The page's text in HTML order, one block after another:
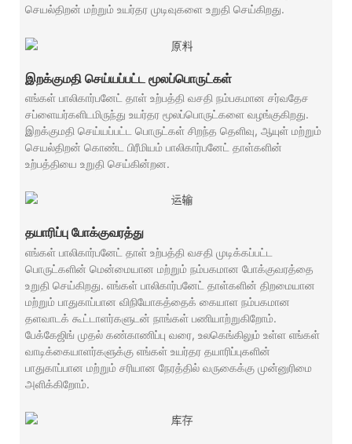
செயல்திறன் மற்றும் உயர்தர முடிவுகளை உறுதி செய்கிறது.
இறக்குமதி செய்யப்பட்ட மூலப்பொருட்கள்
எங்கள் பாலிகார்பனேட் தாள் உற்பத்தி வசதி நம்பகமான சர்வதேச
சப்ளையர்களிடமிருந்து உயர்தர மூலப்பொருட்களை வழங்குகிறது.
இறக்குமதி செய்யப்பட்ட பொருட்கள் சிறந்த தெளிவு, ஆயுள் மற்றும்
செயல்திறன் கொண்ட பிரீமியம் பாலிகார்பனேட் தாள்களின்
உற்பத்தியை உறுதி செய்கின்றன.
தயாரிப்பு போக்குவரத்து
எங்கள் பாலிகார்பனேட் தாள் உற்பத்தி வசதி முடிக்கப்பட்ட
பொருட்களின் மென்மையான மற்றும் நம்பகமான போக்குவரத்தை
உறுதி செய்கிறது. எங்கள் பாலிகார்பனேட் தாள்களின் திறமையான
மற்றும் பாதுகாப்பான விநியோகத்தைக் கையாள நம்பகமான
தளவாடக் கூட்டாளர்களுடன் நாங்கள் பணியாற்றுகிறோம்.
பேக்கேஜிங் முதல் கண்காணிப்பு வரை, உலகெங்கிலும் உள்ள எங்கள்
வாடிக்கையாளர்களுக்கு எங்கள் உயர்தர தயாரிப்புகளின்
பாதுகாப்பான மற்றும் சரியான நேரத்தில் வருகைக்கு முன்னுரிமை
அளிக்கிறோம்.